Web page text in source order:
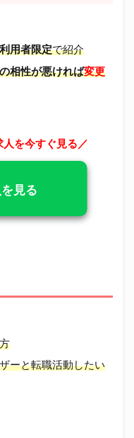
用者限定で紹介
相性が悪ければ変更
を今すぐ見る／
を見る
ーと転職活動したい